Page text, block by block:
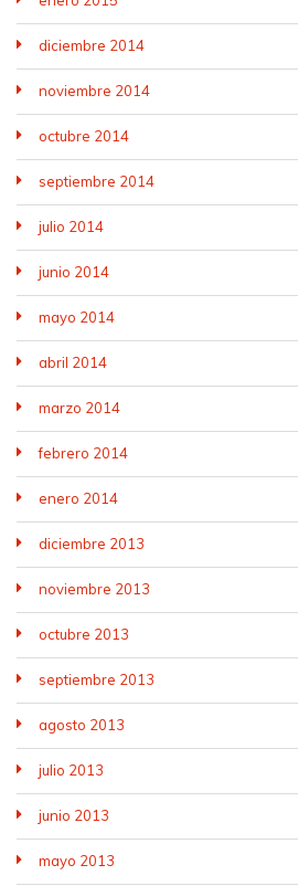
diciembre 2014
noviembre 2014
octubre 2014
septiembre 2014
julio 2014
junio 2014
mayo 2014
abril 2014
marzo 2014
febrero 2014
enero 2014
diciembre 2013
noviembre 2013
octubre 2013
septiembre 2013
agosto 2013
julio 2013
junio 2013
mayo 2013